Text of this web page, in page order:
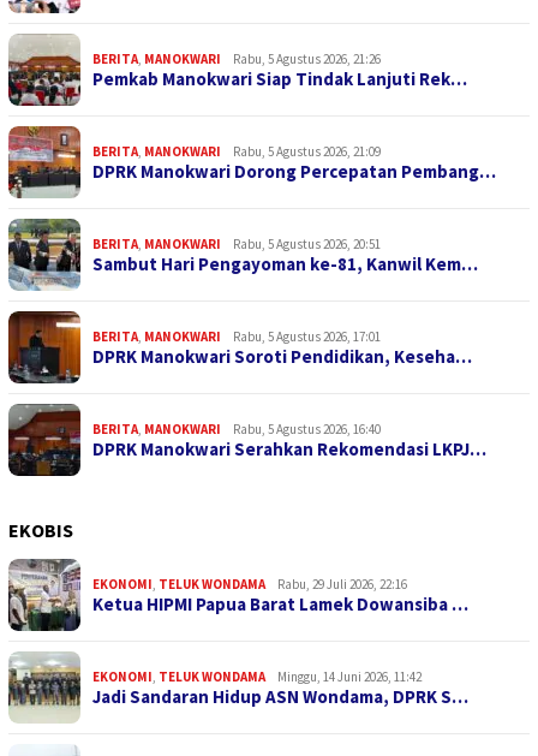
BERITA, MANOKWARI Rabu, 5 Agustus 2026, 21:26
Pemkab Manokwari Siap Tindak Lanjuti Rek…
BERITA, MANOKWARI Rabu, 5 Agustus 2026, 21:09
DPRK Manokwari Dorong Percepatan Pembang…
BERITA, MANOKWARI Rabu, 5 Agustus 2026, 20:51
Sambut Hari Pengayoman ke-81, Kanwil Kem…
BERITA, MANOKWARI Rabu, 5 Agustus 2026, 17:01
DPRK Manokwari Soroti Pendidikan, Keseha…
BERITA, MANOKWARI Rabu, 5 Agustus 2026, 16:40
DPRK Manokwari Serahkan Rekomendasi LKPJ…
EKOBIS
EKONOMI, TELUK WONDAMA Rabu, 29 Juli 2026, 22:16
Ketua HIPMI Papua Barat Lamek Dowansiba …
EKONOMI, TELUK WONDAMA Minggu, 14 Juni 2026, 11:42
Jadi Sandaran Hidup ASN Wondama, DPRK S…